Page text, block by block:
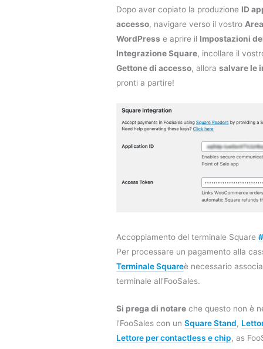
Dopo aver copiato la produzione ID
accesso, navigare verso il vostro
WordPress e aprire il Impostazioni
Integrazione Square, incollare il
Gettone di accesso, allora salvare le
pronti a partire!
Accoppiamento del terminale Square #
Per processare un pagamento alla
Terminale Squareè necessario
terminale all'FooSales.
Si prega di notare che questo non è
l'FooSales con un Square Stand,
Lettore per contactless e chip, as